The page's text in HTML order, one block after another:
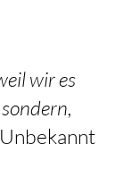
wir es